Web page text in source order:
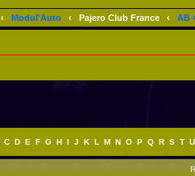
‹ Modul'Auto ‹ Pajero Club France ‹ AB
C D E F G H I J K L M N O P Q R S T U